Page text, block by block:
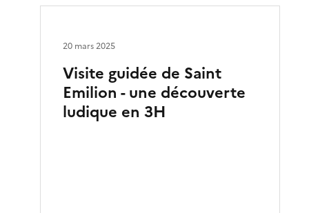
Visite guidée de Saint
Emilion - une découverte
ludique en 3H
20 mars 2025